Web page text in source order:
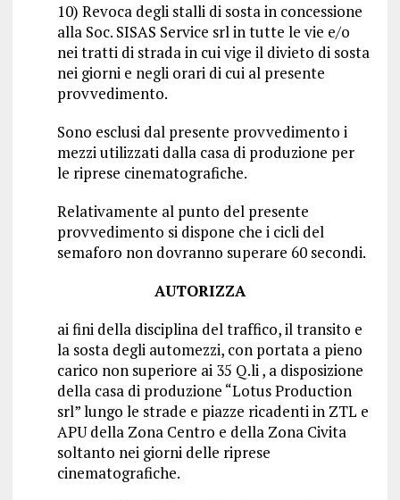
10) Revoca degli stalli di sosta in concessione
alla Soc. SISAS Service srl in tutte le vie e/o
nei tratti di strada in cui vige il divieto di sosta
nei giorni e negli orari di cui al presente
provvedimento.
Sono esclusi dal presente provvedimento i
mezzi utilizzati dalla casa di produzione per
le riprese cinematografiche.
Relativamente al punto del presente
provvedimento si dispone che i cicli del
semaforo non dovranno superare 60 secondi.
AUTORIZZA
ai fini della disciplina del traffico, il transito e
la sosta degli automezzi, con portata a pieno
carico non superiore ai 35 Q.li , a disposizione
della casa di produzione “Lotus Production
srl” lungo le strade e piazze ricadenti in ZTL e
APU della Zona Centro e della Zona Civita
soltanto nei giorni delle riprese
cinematografiche.